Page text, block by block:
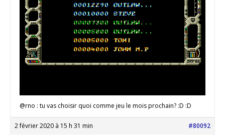
@rno : tu vas choisir quoi comme jeu le mois prochain? :D :D
2 février 2020 à 15 h 31 min #80092